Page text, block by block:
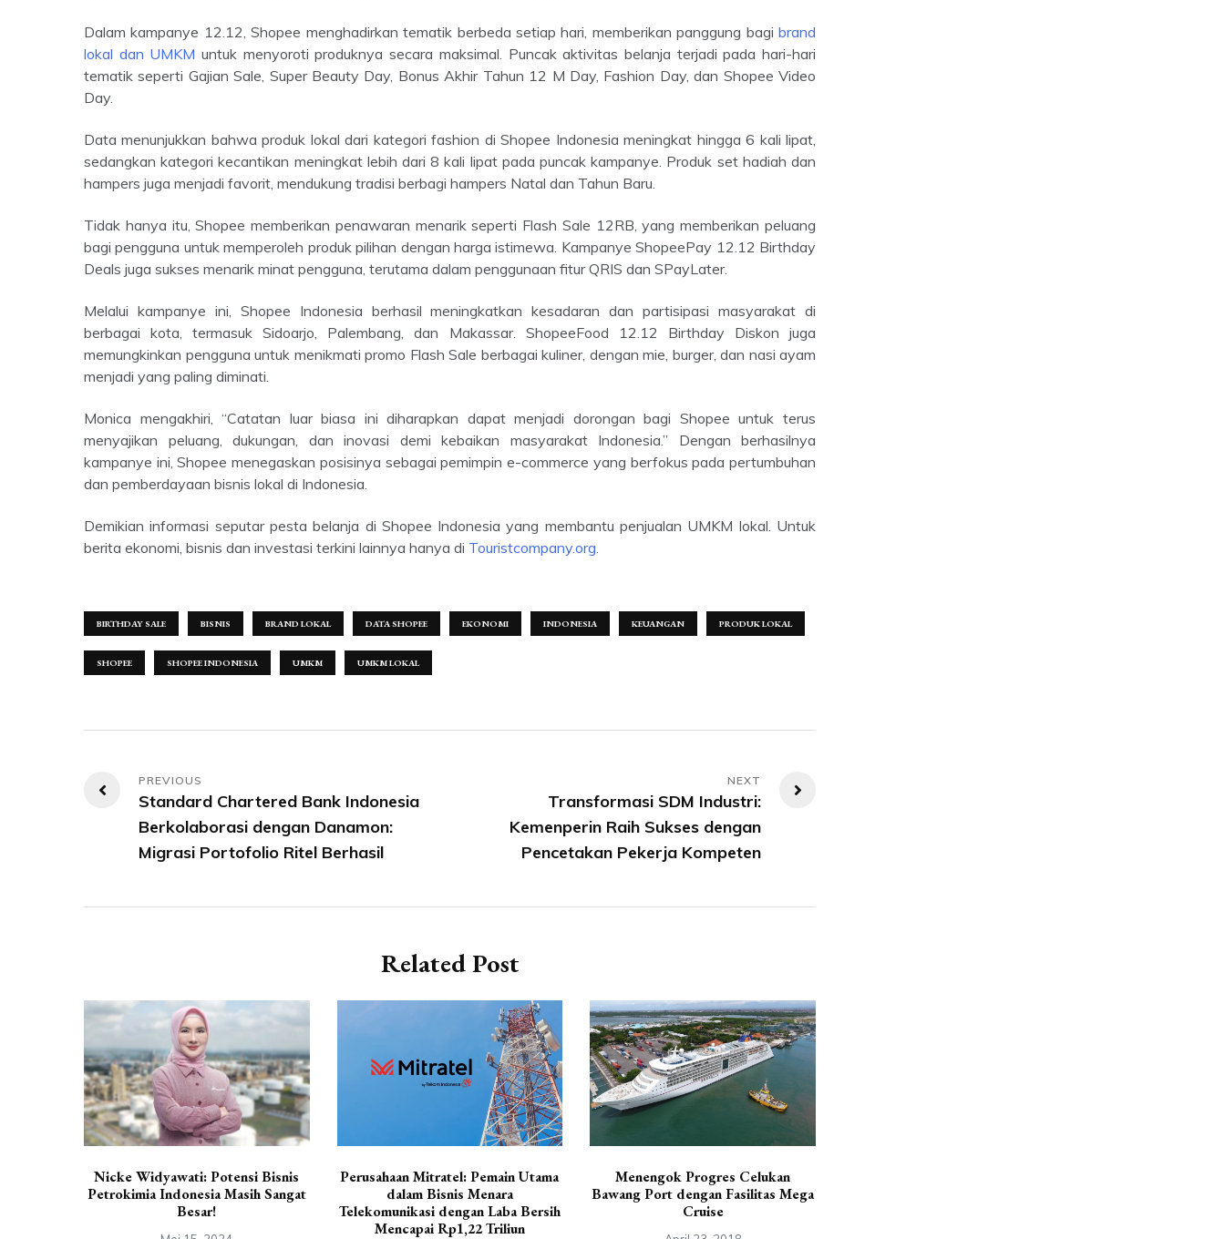
Dalam kampanye 12.12, Shopee menghadirkan tematik berbeda setiap hari, memberikan panggung bagi brand
lokal dan UMKM untuk menyoroti produknya secara maksimal. Puncak aktivitas belanja terjadi pada hari-hari
tematik seperti Gajian Sale, Super Beauty Day, Bonus Akhir Tahun 12 M Day, Fashion Day, dan Shopee Video
Day.
Data menunjukkan bahwa produk lokal dari kategori fashion di Shopee Indonesia meningkat hingga 6 kali lipat,
sedangkan kategori kecantikan meningkat lebih dari 8 kali lipat pada puncak kampanye. Produk set hadiah dan
hampers juga menjadi favorit, mendukung tradisi berbagi hampers Natal dan Tahun Baru.
Tidak hanya itu, Shopee memberikan penawaran menarik seperti Flash Sale 12RB, yang memberikan peluang
bagi pengguna untuk memperoleh produk pilihan dengan harga istimewa. Kampanye ShopeePay 12.12 Birthday
Deals juga sukses menarik minat pengguna, terutama dalam penggunaan fitur QRIS dan SPayLater.
Melalui kampanye ini, Shopee Indonesia berhasil meningkatkan kesadaran dan partisipasi masyarakat di
berbagai kota, termasuk Sidoarjo, Palembang, dan Makassar. ShopeeFood 12.12 Birthday Diskon juga
memungkinkan pengguna untuk menikmati promo Flash Sale berbagai kuliner, dengan mie, burger, dan nasi ayam
menjadi yang paling diminati.
Monica mengakhiri, “Catatan luar biasa ini diharapkan dapat menjadi dorongan bagi Shopee untuk terus
menyajikan peluang, dukungan, dan inovasi demi kebaikan masyarakat Indonesia.” Dengan berhasilnya
kampanye ini, Shopee menegaskan posisinya sebagai pemimpin e-commerce yang berfokus pada pertumbuhan
dan pemberdayaan bisnis lokal di Indonesia.
Demikian informasi seputar pesta belanja di Shopee Indonesia yang membantu penjualan UMKM lokal. Untuk
berita ekonomi, bisnis dan investasi terkini lainnya hanya di Touristcompany.org
BIRTHDAY SALE BISNIS BRAND LOKAL DATA SHOPEE EKONOMI INDONESIA KEUANGAN PRODUK LOKAL
SHOPEE SHOPEE INDONESIA UMKM UMKM LOKAL
Navigasi
Standard Chartered Bank Indonesia
Berkolaborasi dengan Danamon:
Migrasi Portofolio Ritel Berhasil
Transformasi SDM Industri:
Kemenperin Raih Sukses dengan
Pencetakan Pekerja Kompeten
Related Post
Nicke Widyawati: Potensi Bisnis
Petrokimia Indonesia Masih Sangat
Besar!
Perusahaan Mitratel: Pemain Utama
dalam Bisnis Menara
Telekomunikasi dengan Laba Bersih
Mencapai Rp1,22 Triliun
Menengok Progres Celukan
Bawang Port dengan Fasilitas Mega
Cruise